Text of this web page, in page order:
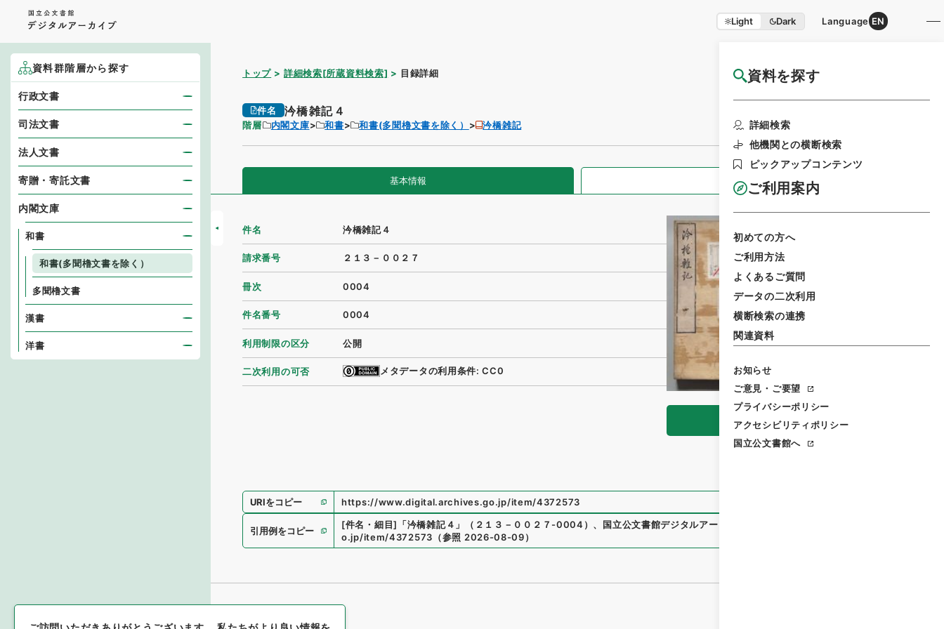
Light Dark Language EN
資料を探す
詳細検索
他機関との横断検索
ピックアップコンテンツ
ご利用案内
初めての方へ
ご利用方法
よくあるご質問
データの二次利用
横断検索の連携
関連資料
お知らせ
ご意見・ご要望
プライバシーポリシー
アクセシビリティポリシー
国立公文書館へ
トップ 詳細検索[所蔵資料検索] 目録詳細 国立公文書館HP利用案内
件名 汵橋雑記４
階層 内閣文庫 和書 和書(多聞櫓文書を除く） 汵橋雑記
基本情報 全ての情報
閲覧
件名 汵橋雑記４
請求番号 ２１３－００２７
冊次 0004
件名番号 0004
利用制限の区分 公開
二次利用の可否 メタデータの利用条件: CC0
URIをコピー https://www.digital.archives.go.jp/item/4372573
引用例をコピー
[件名・細目] 「汵橋雑記４ 」 （ ２１３－００２７-0004 ） 、 国立公文書館デジタルアーカイブ
o.jp/item/4372573 （参照 2026-08-09）
資料群階層から探す
行政文書
司法文書
法人文書
寄贈・寄託文書
内閣文庫
和書
和書(多聞櫓文書を除く）
多聞櫓文書
漢書
洋書